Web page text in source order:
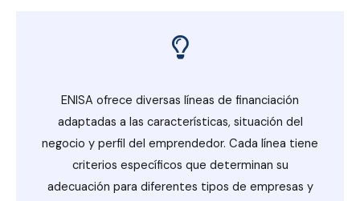
ENISA ofrece diversas líneas de financiación
adaptadas a las características, situación del
negocio y perfil del emprendedor. Cada línea tiene
criterios específicos que determinan su
adecuación para diferentes tipos de empresas y